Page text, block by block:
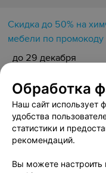
Скидка до 50% на
мебели по промокоду
до 29 декабря
Обработка
Наш сайт использует
удобства
статистики и
рекомендаций.
Вы можете настроить